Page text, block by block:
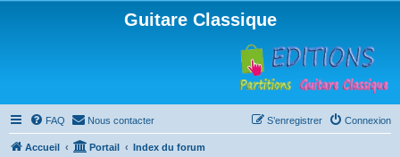
Guitare Classique
FAQ Nous contacter Connexion
S’enregistrer
Accueil Portail Index du forum